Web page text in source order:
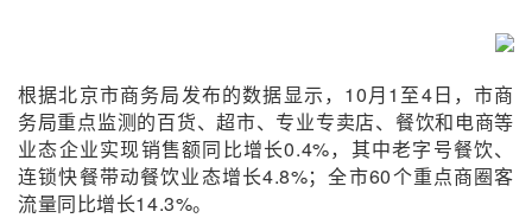
根据北京市商务局发布的数据显示，10月1至4日，市商
务局重点监测的百货、超市、专业专卖店、餐饮和电商等
业态企业实现销售额同比增长0.4%，其中老字号餐饮、
连锁快餐带动餐饮业态增长4.8%；全市60个重点商圈客
流量同比增长14.3%。